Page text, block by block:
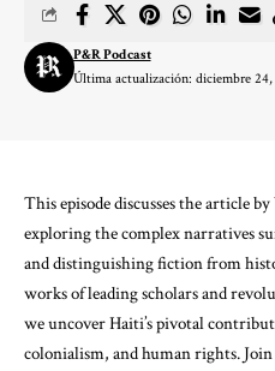
Última actualización: diciembre
P&R Podcast
This episode discusses the article
exploring the complex narratives
and distinguishing fiction from
works of leading scholars and
we uncover Haiti’s pivotal
colonialism, and human rights.